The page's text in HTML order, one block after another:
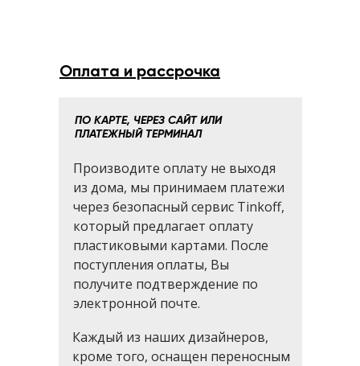
Оплата и рассрочка
ПО КАРТЕ, ЧЕРЕЗ САЙТ ИЛИ
ПЛАТЕЖНЫЙ ТЕРМИНАЛ
Производите оплату не выходя
из дома, мы принимаем платежи
через безопасный сервис Tinkoff,
который предлагает оплату
пластиковыми картами. После
поступления оплаты, Вы
получите подтверждение по
электронной почте.
Каждый из наших дизайнеров,
кроме того, оснащен переносным